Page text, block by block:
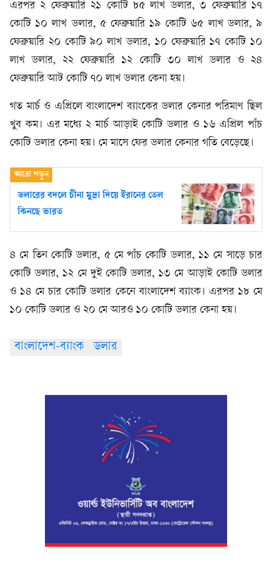
এরপর ২ ফেব্রুয়ারি ২১ কোটি ৮৫ লাখ ডলার, ৩ ফেব্রুয়ারি ১৭
কোটি ১০ লাখ ডলার, ৫ ফেব্রুয়ারি ১৯ কোটি ৬৫ লাখ ডলার, ৯
ফেব্রুয়ারি ২০ কোটি ৯০ লাখ ডলার, ১০ ফেব্রুয়ারি ১৭ কোটি ১০
লাখ ডলার, ২২ ফেব্রুয়ারি ১২ কোটি ৩০ লাখ ডলার ও ২৪
ফেব্রুয়ারি আট কোটি ৭০ লাখ ডলার কেনা হয়।
গত মার্চ ও এপ্রিলে বাংলাদেশ ব্যাংকের ডলার কেনার পরিমাণ ছিল
খুব কম। এর মধ্যে ২ মার্চ আড়াই কোটি ডলার ও ১৬ এপ্রিল পাঁচ
কোটি ডলার কেনা হয়। মে মাসে ফের ডলার কেনার গতি বেড়েছে।
ডলারের বদলে চীনা মুদ্রা দিয়ে ইরানের তেল
কিনছে ভারত
৪ মে তিন কোটি ডলার, ৫ মে পাঁচ কোটি ডলার, ১১ মে সাড়ে চার
কোটি ডলার, ১২ মে দুই কোটি ডলার, ১৩ মে আড়াই কোটি ডলার
ও ১৪ মে চার কোটি ডলার কেনে বাংলাদেশ ব্যাংক। এরপর ১৮ মে
১০ কোটি ডলার ও ২০ মে আরও ১০ কোটি ডলার কেনা হয়।
বাংলাদেশ-ব্যাংক ডলার